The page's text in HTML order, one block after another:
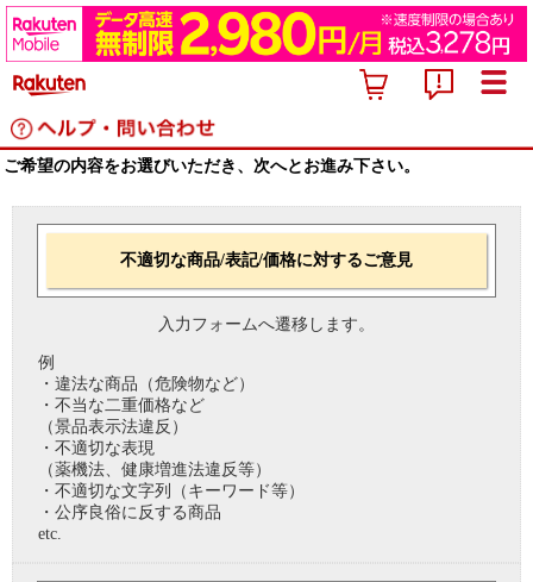
ご希望の内容をお選びいただき、次へとお進み下さい。
不適切な商品/表記/価格に対するご意見
入力フォームへ遷移します。
例
・違法な商品（危険物など）
・不当な二重価格など
（景品表示法違反）
・不適切な表現
（薬機法、健康増進法違反等）
・不適切な文字列（キーワード等）
・公序良俗に反する商品
etc.